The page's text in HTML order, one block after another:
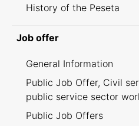
History of the Peseta
Job offer
General Information
Public Job Offer, Civil
public service sector
Public Job Offers